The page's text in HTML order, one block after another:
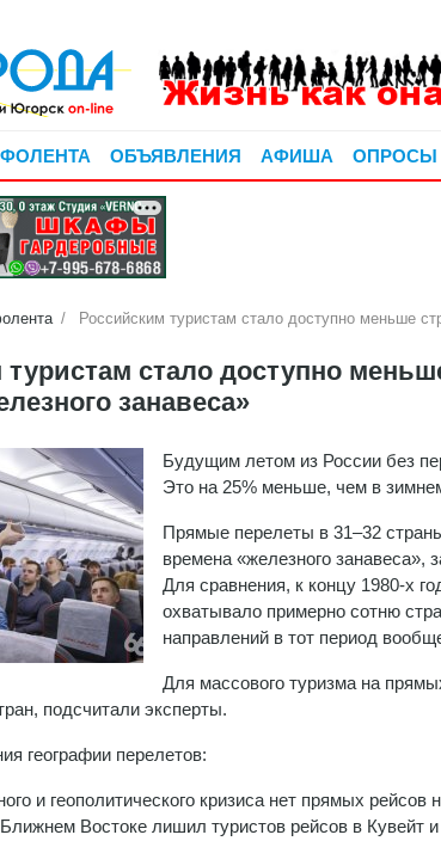
ОБЪЯВЛЕНИЯ АФИША ОПРОСЫ
Российским туристам стало доступно меньше
стало доступно
занавеса»
Будущим летом из России без
Это на 25% меньше, чем в
Прямые перелеты в 31–32
времена «железного занавеса»,
Для сравнения, к концу 1980-х
охватывало примерно сотню
направлений в тот период
Для массового туризма на
подсчитали эксперты.
географии перелетов:
и геополитического кризиса нет прямых
Востоке лишил туристов рейсов в Кувейт